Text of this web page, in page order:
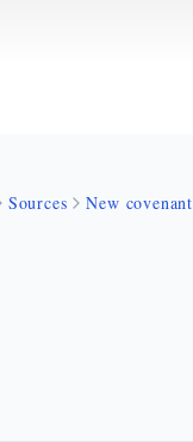
Sources New covenant